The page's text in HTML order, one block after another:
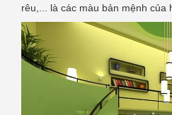
rêu,... là các màu bản mệnh của